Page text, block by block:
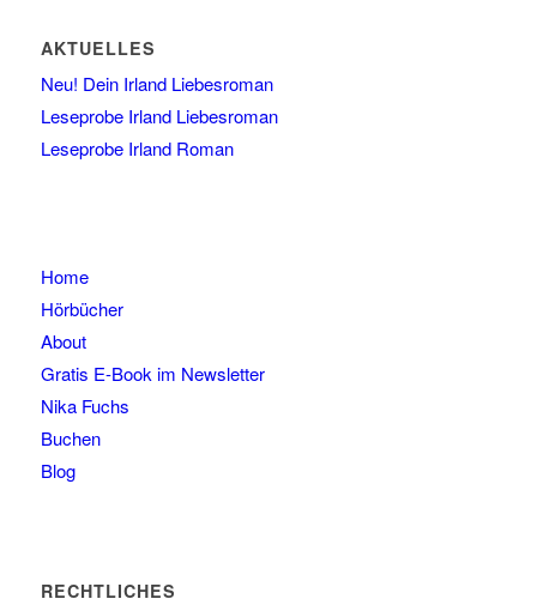
AKTUELLES
Neu! Dein Irland Liebesroman
Leseprobe Irland Liebesroman
Leseprobe Irland Roman
Home
Hörbücher
About
Gratis E-Book im Newsletter
Nika Fuchs
Buchen
Blog
RECHTLICHES